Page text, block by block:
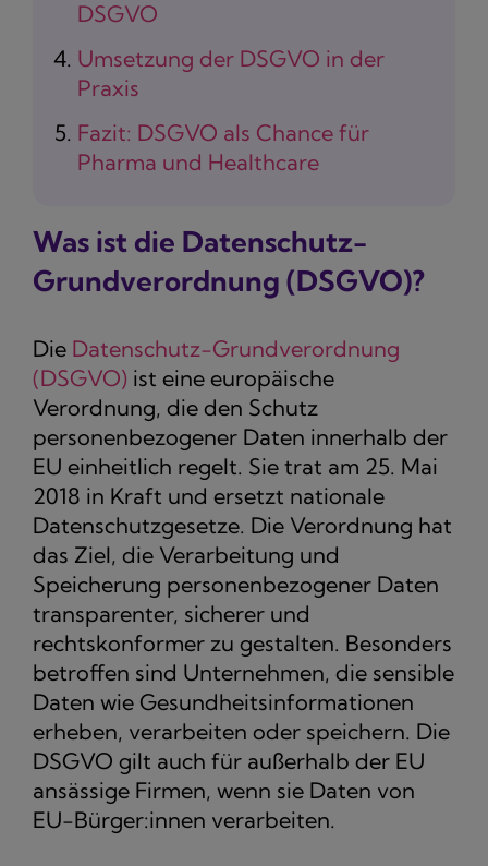
DSGVO
Umsetzung der DSGVO in der
Praxis
Fazit: DSGVO als Chance für
Pharma und Healthcare
Was ist die Datenschutz-
Grundverordnung (DSGVO)?
Die Datenschutz-Grundverordnung
(DSGVO) ist eine europäische
Verordnung, die den Schutz
personenbezogener Daten innerhalb der
EU einheitlich regelt. Sie trat am 25. Mai
2018 in Kraft und ersetzt nationale
Datenschutzgesetze. Die Verordnung hat
das Ziel, die Verarbeitung und
Speicherung personenbezogener Daten
transparenter, sicherer und
rechtskonformer zu gestalten. Besonders
betroffen sind Unternehmen, die sensible
Daten wie Gesundheitsinformationen
erheben, verarbeiten oder speichern. Die
DSGVO gilt auch für außerhalb der EU
ansässige Firmen, wenn sie Daten von
EU-Bürger:innen verarbeiten.